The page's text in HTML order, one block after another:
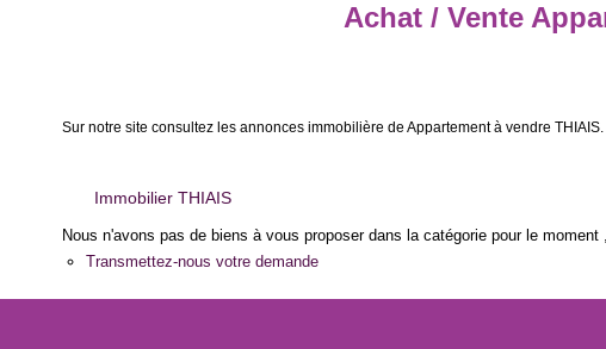
Achat / Vente
Sur notre site consultez les annonces immobilière de Appartement à vendre
Immobilier THIAIS
Nous n'avons pas de biens à vous proposer dans la catégorie pour le
Transmettez-nous votre demande